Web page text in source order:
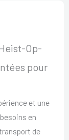
Op-
pour
et une
en
de